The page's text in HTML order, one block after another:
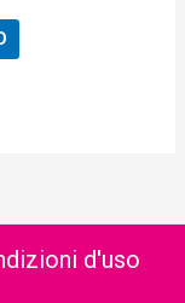
d'uso